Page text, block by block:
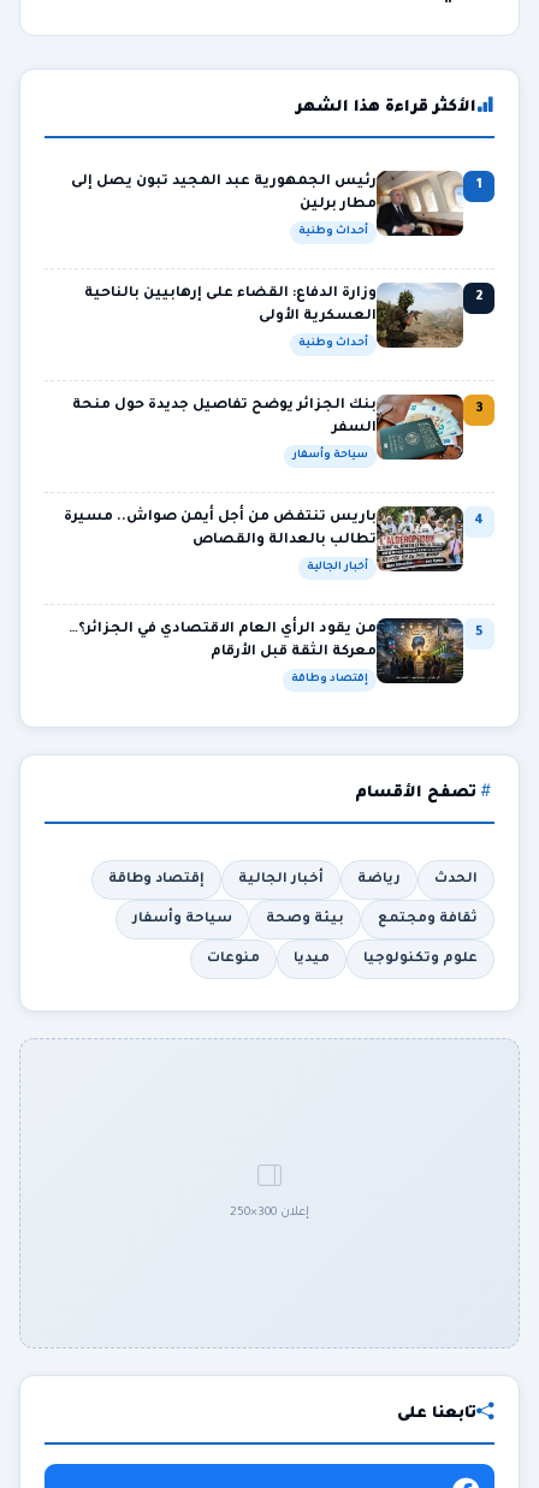
الأكثر قراءة هذا الشهر
1
رئيس الجمهورية عبد المجيد تبون يصل إلى
مطار برلين
أحداث وطنية
2
وزارة الدفاع: القضاء على إرهابيين بالناحية
العسكرية الأولى
أحداث وطنية
3
بنك الجزائر يوضح تفاصيل جديدة حول منحة
السفر
سياحة وأسفار
4
باريس تنتفض من أجل أيمن صواش.. مسيرة
تطالب بالعدالة والقصاص
أخبار الجالية
5
من يقود الرأي العام الاقتصادي في الجزائر؟…
معركة الثقة قبل الأرقام
إقتصاد وطاقة
تصفح الأقسام
الحدث رياضة أخبار الجالية إقتصاد وطاقة
ثقافة ومجتمع بيئة وصحة سياحة وأسفار
علوم وتكنولوجيا ميديا منوعات
إعلان 300×250
تابعنا على